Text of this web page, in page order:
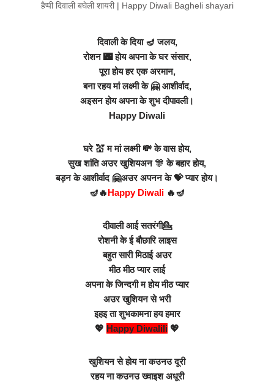
हैप्पी दिवाली बघेली शायरी | Happy Diwali Bagheli shayari
दिवाली के दिया 🪔 जलय,
रोशन 🌃 होय अपना के घर संसार,
पूरा होय हर एक अरमान,
बना रहय मां लक्ष्मी के 🤗 आशीर्वाद,
अइसन होय अपना के शुभ दीपावली।
Happy Diwali
घरे 💒 म मां लक्ष्मी 💸 के वास होय,
सुख शांति अउर खुशियअन 🎊 के बहार होय,
बड़न के आशीर्वाद 🤗अउर अपनन के 💝 प्यार होय।
🪔🔥Happy Diwali 🔥🪔
दीवाली आई सतरंगी💁
रोशनी के ई बौछारि लाइस
बहुत सारी मिठाई अउर
मीठ मीठ प्यार लाई
अपना के जिन्दगी म होय मीठ प्यार
अउर खुशियन से भरी
इहइ ता शुभकामना हय हमार
💖 Happy Diwalili 💖
खुशियन से होय ना कउनउ दूरी
रहय नाकउनउख्वाइश अधूरी